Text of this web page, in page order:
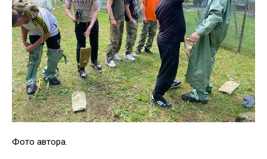
Фото автора.